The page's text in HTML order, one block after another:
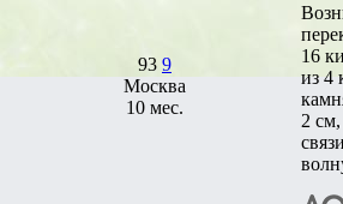
93 9
Москва
10 мес.
16
из 4
2